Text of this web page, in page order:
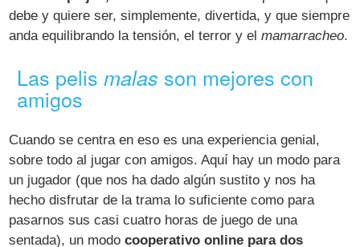
debe y quiere ser, simplemente, divertida, y que siempre
anda equilibrando la tensión, el terror y elmamarracheo.
Las pelismalas son mejores con
amigos
Cuando se centra en eso es una experiencia genial,
sobre todo al jugar con amigos. Aquí hay un modo para
un jugador (que nos ha dado algún sustito y nos ha
hecho disfrutar de la trama lo suficiente como para
pasarnos sus casi cuatro horas de juego de una
sentada), un modocooperativo online para dos